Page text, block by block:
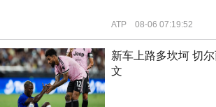
ATP 08-06 07:19:52
新车上路多坎坷 切
文